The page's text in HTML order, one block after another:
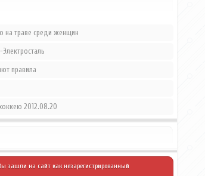
на траве среди женщин
правила
2012.08.20
зашли на сайт как незарегистрированный